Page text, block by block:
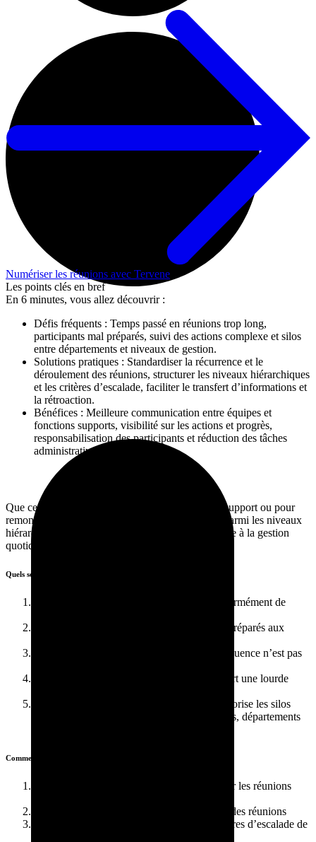
Numériser les réunions avec Tervene
Les points clés en bref
En 6 minutes, vous allez découvrir :
Défis fréquents : Temps passé en réunions trop long,
participants mal préparés, suivi des actions complexe et silos
entre départements et niveaux de gestion.
Solutions pratiques : Standardiser la récurrence et le
déroulement des réunions, structurer les niveaux hiérarchiques
et les critères d’escalade, faciliter le transfert d’informations et
la rétroaction.
Bénéfices : Meilleure communication entre équipes et
fonctions supports, visibilité sur les actions et progrès,
responsabilisation des participants et réduction des tâches
administratives.
Que ce soit pour briser les silos entre les groupes support ou pour
remonter efficacement les problématiques terrain parmi les niveaux
hiérarchiques, la structure de réunions est essentielle à la gestion
quotidienne des opérations.
Quels sont les
Les superviseurs et gestionnaires passent énormément de
Beaucoup de participants se présentent mal préparés aux
Les réunions sont peu standardisées et la fréquence n’est pas
Le suivi des actions entre les réunions requiert une lourde
Les réunions sont peu connectées, ce qui favorise les silos
entre les différents métiers, fonctions supports, départements
Comment surmonter les défis des réunions peu efficaces?
Outiller les équipes afin de préparer et animer les réunions
Standardiser la récurrence et le déroulement des réunions
Structurer les niveaux de réunions et les critères d’escalade de